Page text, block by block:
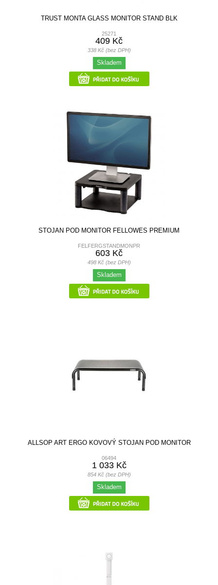
TRUST MONTA GLASS MONITOR STAND BLK
25271
409 Kč
338 Kč (bez DPH)
Skladem
STOJAN POD MONITOR FELLOWES PREMIUM
FELFERGSTANDMONPR
603 Kč
498 Kč (bez DPH)
Skladem
ALLSOP ART ERGO KOVOVÝ STOJAN POD MONITOR
06494
1 033 Kč
854 Kč (bez DPH)
Skladem